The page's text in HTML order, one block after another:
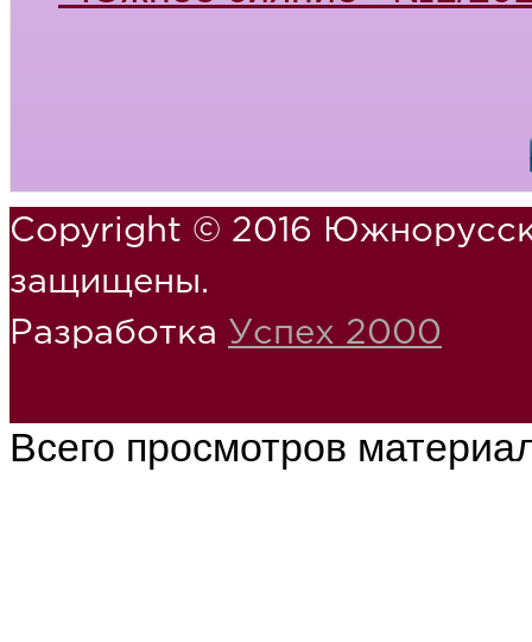
Copyright © 2016
защищены.
Разработка Успех 2000
Всего просмотров